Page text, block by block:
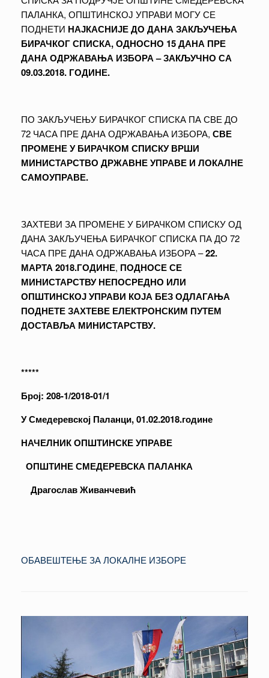
ПАЛАНКА, ОПШТИНСКОЈ УПРАВИ МОГУ СЕ
ПОДНЕТИ НАЈКАСНИЈЕ ДО ДАНА ЗАКЉУЧЕЊА
БИРАЧКОГ СПИСКА, ОДНОСНО 15 ДАНА ПРЕ
ДАНА ОДРЖАВАЊА ИЗБОРА – ЗАКЉУЧНО СА
09.03.2018. ГОДИНЕ.
ПО ЗАКЉУЧЕЊУ БИРАЧКОГ СПИСКА ПА СВЕ ДО
72 ЧАСА ПРЕ ДАНА ОДРЖАВАЊА ИЗБОРА, СВЕ
ПРОМЕНЕ У БИРАЧКОМ СПИСКУ ВРШИ
МИНИСТАРСТВО ДРЖАВНЕ УПРАВЕ И ЛОКАЛНЕ
САМОУПРАВЕ.
ЗАХТЕВИ ЗА ПРОМЕНЕ У БИРАЧКОМ СПИСКУ ОД
ДАНА ЗАКЉУЧЕЊА БИРАЧКОГ СПИСКА ПА ДО 72
ЧАСА ПРЕ ДАНА ОДРЖАВАЊА ИЗБОРА –22.
МАРТА 2018.ГОДИНЕ, ПОДНОСЕ СЕ
МИНИСТАРСТВУ НЕПОСРЕДНО ИЛИ
ОПШТИНСКОЈ УПРАВИ КОЈА БЕЗ ОДЛАГАЊА
ПОДНЕТЕ ЗАХТЕВЕ ЕЛЕКТРОНСКИМ ПУТЕМ
ДОСТАВЉА МИНИСТАРСТВУ.
*****
Број: 208-1/2018-01/1
У Смедеревској Паланци, 01.02.2018.године
НАЧЕЛНИК ОПШТИНСКЕ УПРАВЕ
ОПШТИНЕ СМЕДЕРЕВСКА ПАЛАНКА
Драгослав Живанчевић
ОБАВЕШТЕЊЕ ЗА ЛОКАЛНЕ ИЗБОРЕ